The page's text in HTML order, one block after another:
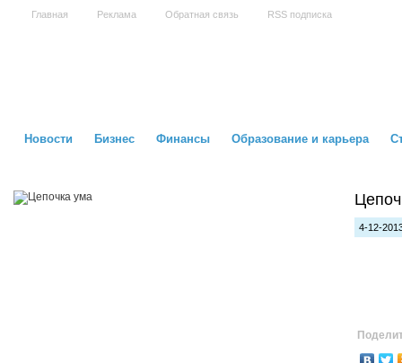
Главная Реклама Обратная связь RSS подписка
Новости Бизнес Финансы Образование и карьера
4-12-